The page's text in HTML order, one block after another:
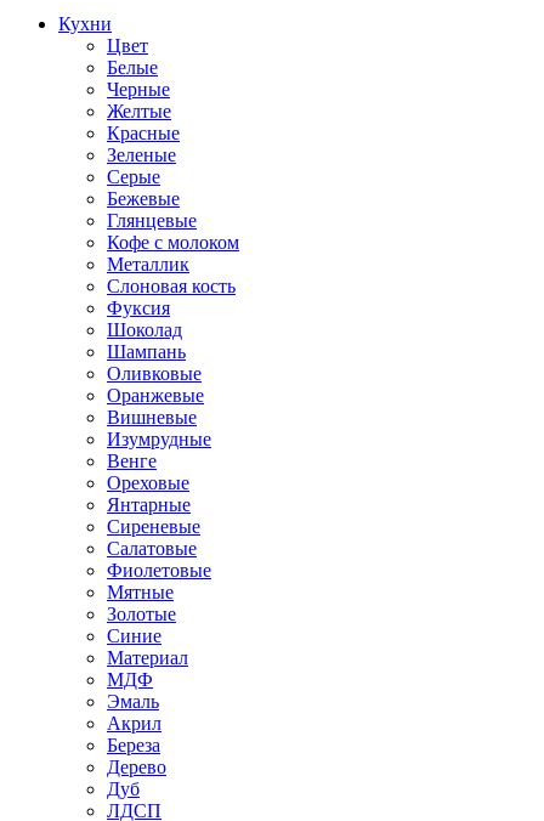
Кухни
Цвет
Белые
Черные
Желтые
Красные
Зеленые
Серые
Бежевые
Глянцевые
Кофе с молоком
Металлик
Слоновая кость
Фуксия
Шоколад
Шампань
Оливковые
Оранжевые
Вишневые
Изумрудные
Венге
Ореховые
Янтарные
Сиреневые
Салатовые
Фиолетовые
Мятные
Золотые
Синие
Материал
МДФ
Эмаль
Акрил
Береза
Дерево
Дуб
ЛДСП